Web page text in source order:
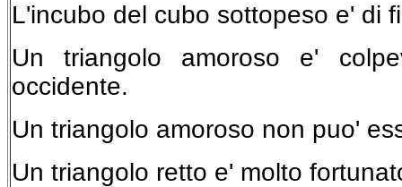
L'incubo del cubo sottopeso e' di
Un triangolo amoroso e'
occidente.
Un triangolo amoroso non puo'
Un triangolo retto e' molto